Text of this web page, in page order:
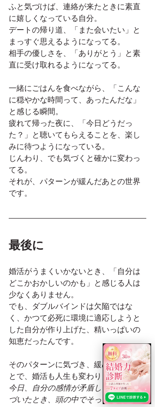
ふと気づけば、連絡が来たときに素直
に嬉しくなっている自分。
デートの帰り道、「また会いたい」と
まっすぐ思えるようになってる。
相手の優しさを、「ありがとう」と素
直に受け取れるようになってる。
一緒にごはんを食べながら、「こんな
に穏やかな時間って、あったんだな」
と感じる瞬間。
疲れて帰った夜に、「今日どうだっ
た？」と聴いてもらえることを、楽し
みに待つようになっている。
じんわり、でも気づくと確かに変わっ
てる。
それが、パターンが緩んだあとの世界
です。
最後に
婚活がうまくいかないとき、「自分は
どこかおかしいのかも」と感じる人は
少なくありません。
でも、ダブルバインドは欠陥ではな
く、かつて必死に環境に適応しようと
した自分が作り上げた、精いっぱいの
知恵だったんです。
そのパターンに気づき、緩めていくこ
とで、婚活も人生も変わります。
今日、自分の感情が矛盾していると気
づいたとき、頭の中でそっと「あ、引